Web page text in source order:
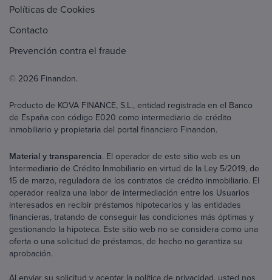
Políticas de Cookies
Contacto
Prevención contra el fraude
© 2026 Finandon.
Producto de KOVA FINANCE, S.L., entidad registrada en el Banco
de España con código E020 como intermediario de crédito
inmobiliario y propietaria del portal financiero Finandon.
Material y transparencia. El operador de este sitio web es un
Intermediario de Crédito Inmobiliario en virtud de la Ley 5/2019, de
15 de marzo, reguladora de los contratos de crédito inmobiliario. El
operador realiza una labor de intermediación entre los Usuarios
interesados en recibir préstamos hipotecarios y las entidades
financieras, tratando de conseguir las condiciones más óptimas y
gestionando la hipoteca. Este sitio web no se considera como una
oferta o una solicitud de préstamos, de hecho no garantiza su
aprobación.